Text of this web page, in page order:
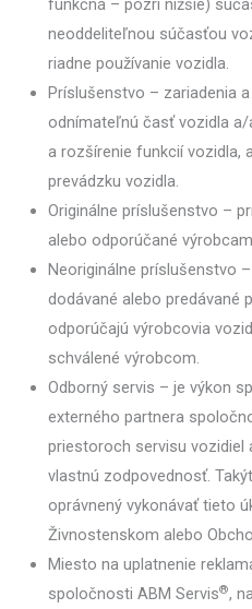
funkčná – pozri nižšie)
neoddeliteľnou súčasťou
riadne používanie vozidla.
Príslušenstvo – zariadenia
odnímateľnú časť vozidla
a rozšírenie funkcií vozidla,
prevádzku vozidla.
Originálne príslušenstvo –
alebo odporúčané
Neoriginálne príslušenstvo
dodávané alebo predávané
odporúčajú výrobcovia
schválené výrobcom.
Odborný servis – je výkon
externého partnera
priestoroch servisu vozidiel
vlastnú zodpovednosť.
oprávnený vykonávať tieto
Živnostenskom alebo
Miesto na uplatnenie
spoločnosti ABM Servis®,